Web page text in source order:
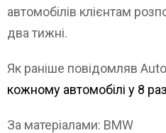
автомобілів клієнтам
два тижні.
Як раніше повідомляв
кожному автомобілі у 8
За матеріалами: BMW